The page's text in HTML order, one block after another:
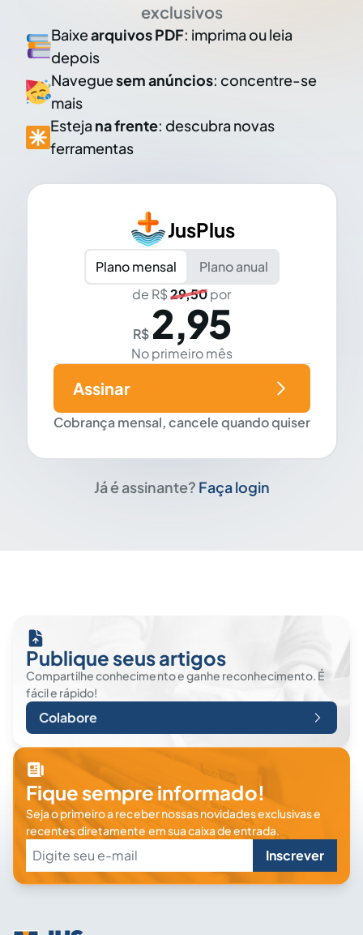
exclusivos
Baixearquivos PDF: imprima ou leia
depois
Naveguesem anúncios: concentre-se
mais
Esteja na frente: descubra novas
ferramentas
JusPlus
Plano mensal
Plano anual
de R$29,50por
R$ 2,95
No primeiro mês
Cobrança mensal, cancele quando quiser
Assinar
Já é assinante? Faça login
Publique seus artigos
Compartilhe conhecimento e ganhe reconhecimento. É
fácil e rápido!
Colabore
Fique sempre informado!
Seja o primeiro a receber nossas novidades exclusivas e
recentes diretamente em sua caixa de entrada.
Inscrever